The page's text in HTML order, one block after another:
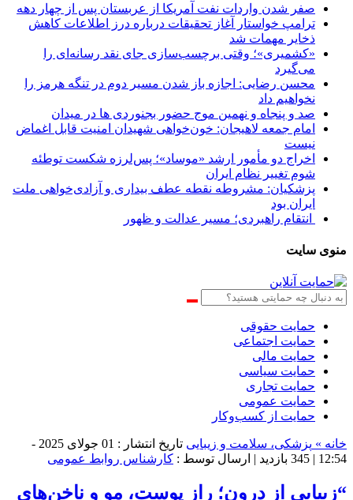
صفر شدن واردات نفت آمریکا از عربستان پس از چهار دهه
ترامپ خواستار آغاز تحقیقات درباره درز اطلاعات کاهش
ذخایر مهمات شد
«کشمیری»؛ وقتی برچسب‌سازی جای نقد رسانه‌ای را
می‌گیرد
محسن رضایی: اجازه باز شدن مسیر دوم در تنگه هرمز را
نخواهیم داد
صد و پنجاه و نهمین موج حضور بجنوردی ها در میدان
امام جمعه لاهیجان: خون‌خواهی شهیدان امنیت قابل اغماض
نیست
اخراج دو مأمور ارشد «موساد»؛ پس‌لرزه شکست توطئه
شوم تغییر نظام ایران
پزشکیان: مشروطه نقطه عطف بیداری و آزادی‌خواهی ملت
ایران بود
انتقام راهبردی؛ مسیر عدالت و ظهور
منوی سایت
حمایت حقوقی
حمایت اجتماعی
حمایت مالی
حمایت سیاسی
حمایت تجاری
حمایت عمومی
حمایت از کسب‌وکار
خانه » پزشکی، سلامت و زیبایی
تاریخ انتشار : 01 جولای 2025 -
12:54 |
345 بازدید | ارسال توسط : کارشناس روابط عمومی
“زیبایی از درون؛ راز پوست، مو و ناخن‌های